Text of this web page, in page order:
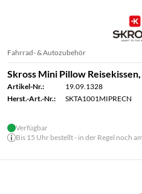
Fahrrad- & Autozubehör
Skross Mini Pillow
Artikel-Nr.:
19.09.1328
Herst.-Art.-Nr.:
SKTA1001MIPRECN
Verfügbar
Bis 15 Uhr bestellt - in der Regel noch